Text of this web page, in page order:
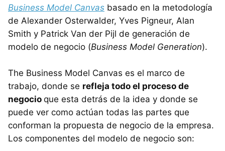
Business Model Canvas basado en la metodología
de Alexander Osterwalder, Yves Pigneur, Alan
Smith y Patrick Van der Pijl de generación de
modelo de negocio (Business Model Generation).
The Business Model Canvas es el marco de
trabajo, donde se refleja todo el proceso de
negocio que esta detrás de la idea y donde se
puede ver como actúan todas las partes que
conforman la propuesta de negocio de la empresa.
Los componentes del modelo de negocio son: